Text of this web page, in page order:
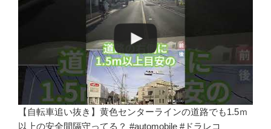
【自転車追い抜き】黄色センターラインの道路でも1.5ｍ
以上の安全間隔守ってる？ #automobile #ドラレコ